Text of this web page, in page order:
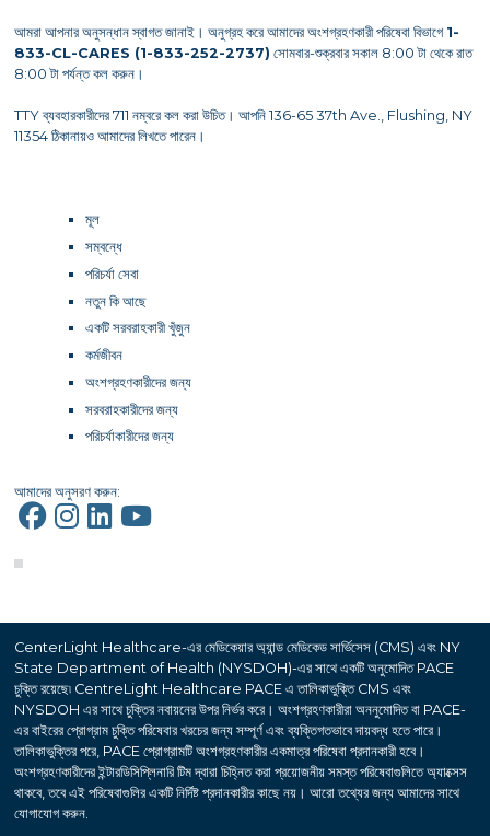
আমরা আপনার অনুসন্ধান স্বাগত জানাই। অনুগ্রহ করে আমাদের অংশগ্রহণকারী পরিষেবা বিভাগে 1-
833-CL-CARES (1-833-252-2737) সোমবার-শুক্রবার সকাল 8:00 টা থেকে রাত
8:00 টা পর্যন্ত কল করুন।
TTY ব্যবহারকারীদের 711 নম্বরে কল করা উচিত। আপনি 136-65 37th Ave., Flushing, NY
11354 ঠিকানায়ও আমাদের লিখতে পারেন।
মূল
সম্বন্ধে
পরিচর্যা সেবা
নতুন কি আছে
একটি সরবরাহকারী খুঁজুন
কর্মজীবন
অংশগ্রহণকারীদের জন্য
সরবরাহকারীদের জন্য
পরিচর্যাকারীদের জন্য
আমাদের অনুসরণ করুন:
CenterLight Healthcare-এর মেডিকেয়ার অ্যান্ড মেডিকেড সার্ভিসেস (CMS) এবং NY
State Department of Health (NYSDOH)-এর সাথে একটি অনুমোদিত PACE
চুক্তি রয়েছে৷ CentreLight Healthcare PACE এ তালিকাভুক্তি CMS এবং
NYSDOH এর সাথে চুক্তির নবায়নের উপর নির্ভর করে। অংশগ্রহণকারীরা অননুমোদিত বা PACE-
এর বাইরের প্রোগ্রাম চুক্তি পরিষেবার খরচের জন্য সম্পূর্ণ এবং ব্যক্তিগতভাবে দায়বদ্ধ হতে পারে।
তালিকাভুক্তির পরে, PACE প্রোগ্রামটি অংশগ্রহণকারীর একমাত্র পরিষেবা প্রদানকারী হবে।
অংশগ্রহণকারীদের ইন্টারডিসিপ্লিনারি টিম দ্বারা চিহ্নিত করা প্রয়োজনীয় সমস্ত পরিষেবাগুলিতে অ্যাক্সেস
থাকবে, তবে এই পরিষেবাগুলির একটি নির্দিষ্ট প্রদানকারীর কাছে নয়। আরো তথ্যের জন্য আমাদের সাথে
যোগাযোগ করুন.